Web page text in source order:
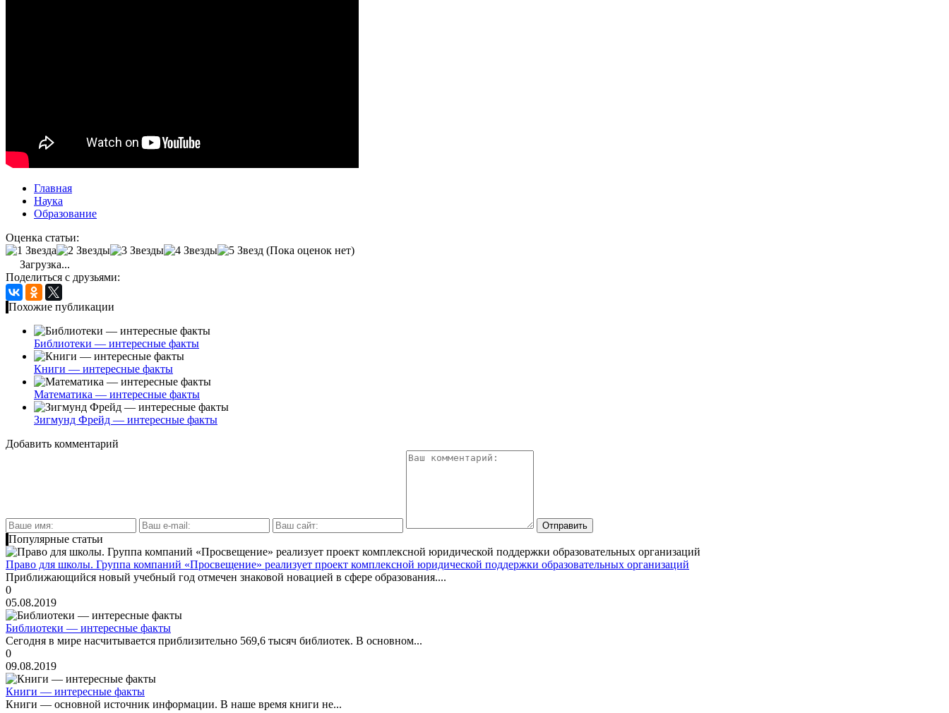
Главная
Наука
Образование
Оценка статьи:
(Пока оценок нет)
Загрузка...
Поделиться с друзьями:
Похожие публикации
Библиотеки — интересные факты
Книги — интересные факты
Математика — интересные факты
Зигмунд Фрейд — интересные факты
Добавить комментарий
Популярные статьи
Право для школы. Группа компаний «Просвещение» реализует проект комплексной юридической поддержки образовательных организаций
Приближающийся новый учебный год отмечен знаковой новацией в сфере образования....
0
05.08.2019
Библиотеки — интересные факты
Сегодня в мире насчитывается приблизительно 569,6 тысяч библиотек. В основном...
0
09.08.2019
Книги — интересные факты
Книги — основной источник информации. В наше время книги не...